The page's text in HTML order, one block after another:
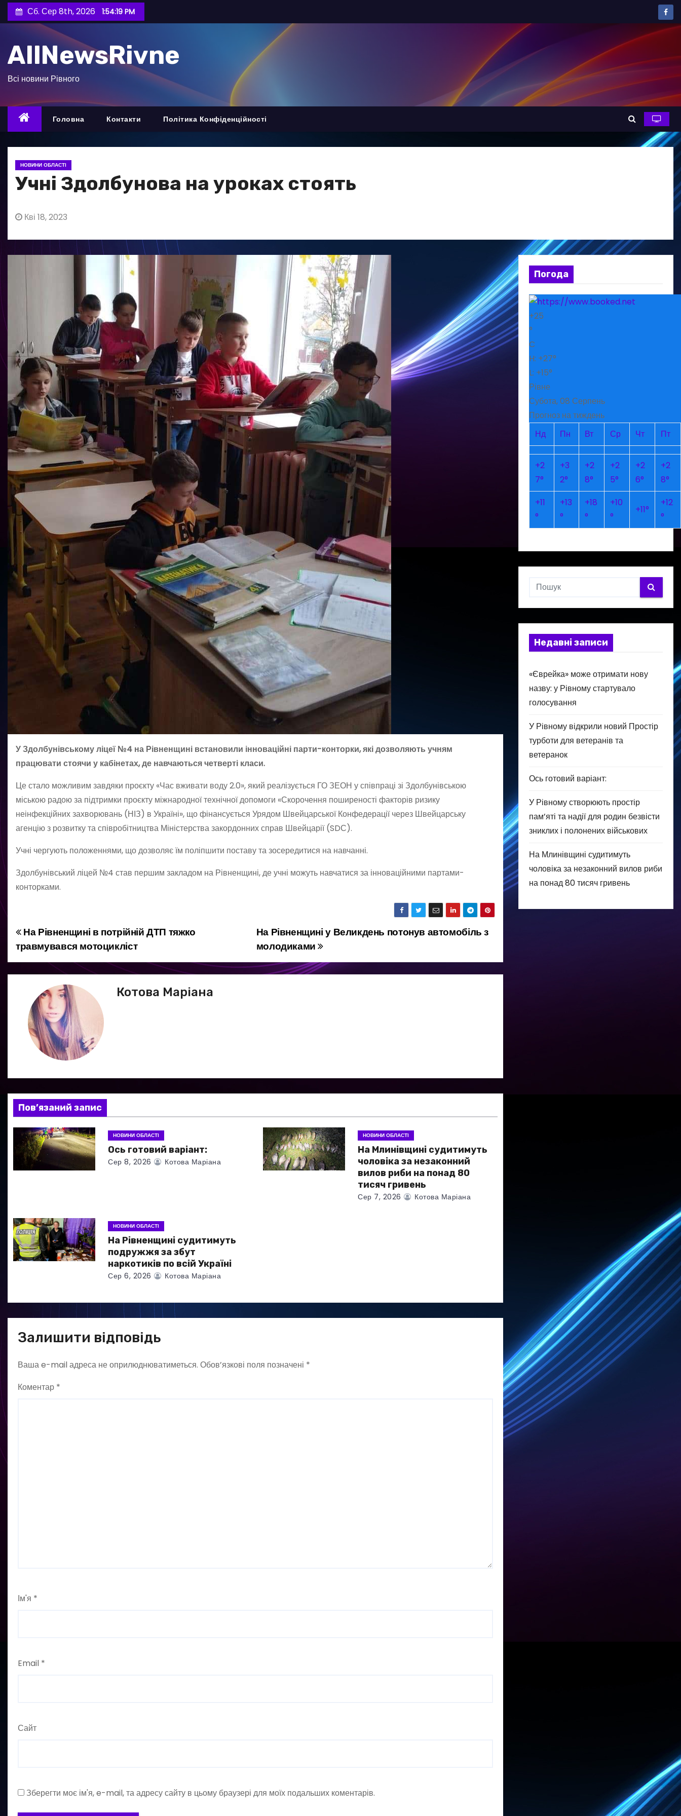
е
д
Сб. Сер 8th, 2026 1:54:21 PM
AllNewsRivne
Всі новини Рівного
Головна Контакти Політика Конфіденційності
НОВИНИ ОБЛАСТІ
Учні Здолбунова на уроках стоять
Кві 18, 2023
У Здолбунівському ліцеї №4 на Рівненщині встановили інноваційні парти-конторки, які дозволяють учням
працювати стоячи у кабінетах, де навчаються четверті класи.
Це стало можливим завдяки проєкту «Час вживати воду 2.0», який реалізується ГО ЗЕОН у співпраці зі Здолбунівською
міською радою за підтримки проєкту міжнародної технічної допомоги «Скорочення поширеності факторів ризику
неінфекційних захворювань (НІЗ) в Україні», що фінансується Урядом Швейцарської Конфедерації через Швейцарську
агенцію з розвитку та співробітництва Міністерства закордонних справ Швейцарії (SDС).
Учні чергують положеннями, що дозволяє їм поліпшити поставу та зосередитися на навчанні.
Здолбунівський ліцей №4 став першим закладом на Рівненщині, де учні можуть навчатися за інноваційними партами-
конторками.
Н
а
в
і
я
з
а
п
і
в
На Рівненщині у Великдень потонув автомобіль з
молодиками
На Рівненщині в потрійній ДТП тяжко
травмувався мотоцикліст
Котова Маріана
Пов’язаний запис
НОВИНИ ОБЛАСТІ
Ось готовий варіант:
Сер 8, 2026 Котова Маріана
НОВИНИ ОБЛАСТІ
На Млинівщині судитимуть
чоловіка за незаконний
вилов риби на понад 80
тисяч гривень
Сер 7, 2026 Котова Маріана
НОВИНИ ОБЛАСТІ
На Рівненщині судитимуть
подружжя за збут
наркотиків по всій Україні
Сер 6, 2026 Котова Маріана
Залишити відповідь
Ваша e-mail адреса не оприлюднюватиметься. Обов’язкові поля позначені *
Коментар *
Ім'я *
Email *
Сайт
Зберегти моє ім'я, e-mail, та адресу сайту в цьому браузері для моїх подальших коментарів.
Погода
+25
°
C
H: +27°
L: +15°
Рівне
Субота, 08 Серпень
Прогноз на тиждень
Нд
Пн Вт Ср Чт Пт
+2
7°
+3
2°
+2
8°
+2
5°
+2
6°
+2
8°
+11
°
+13
°
+18
°
+10
°
+11°
+12
°
Недавні записи
«Єврейка» може отримати нову
назву: у Рівному стартувало
голосування
У Рівному відкрили новий Простір
турботи для ветеранів та
ветеранок
Ось готовий варіант:
У Рівному створюють простір
пам’яті та надії для родин безвісти
зниклих і полонених військових
На Млинівщині судитимуть
чоловіка за незаконний вилов риби
на понад 80 тисяч гривень